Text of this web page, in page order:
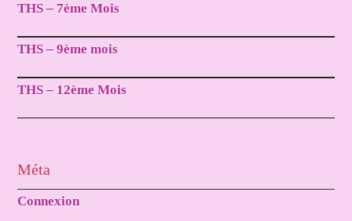
THS – 7ème Mois
THS – 9ème mois
THS – 12ème Mois
Méta
Connexion